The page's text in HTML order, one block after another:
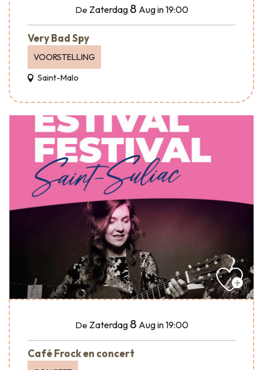
De Zaterdag 8 Augin 19:00
Very Bad Spy
VOORSTELLING
Saint-Malo
De Zaterdag 8 Augin 19:00
Café Frock en concert